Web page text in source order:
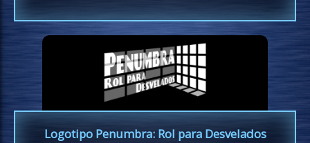
Logotipo Penumbra: Rol para Desvelados